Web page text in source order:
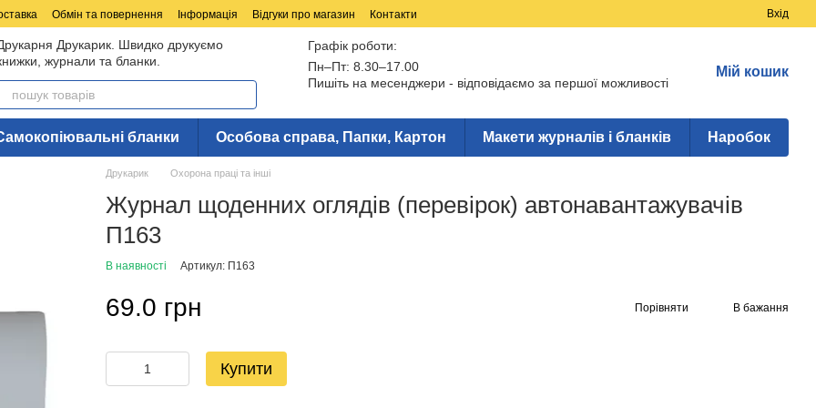
Обмін та повернення Інформація Відгуки про магазин Контакти Вхід
Друкарик. Швидко друкуємо
журнали та бланки.
Графік роботи:
Пн–Пт: 8.30–17.00
Пишіть на месенджери - відповідаємо за першої можливості
Мій кошик
бланки Особова справа, Папки, Картон Макети журналів і бланків Наробок
Друкарик Охорона праці та інші
Журнал щоденних оглядів (перевірок) автонавантажувачів
П163
В наявності Артикул: П163
69.0 грн Порівняти В бажання
Купити